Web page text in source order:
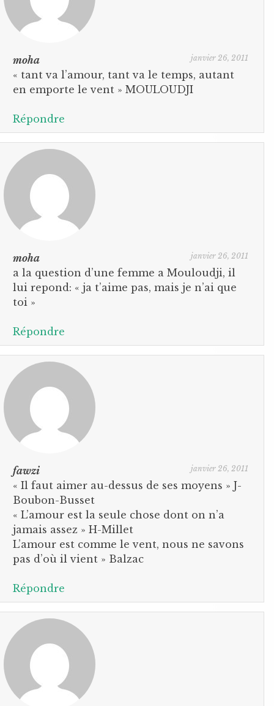
moha janvier 26, 2011
« tant va l’amour, tant va le temps, autant
en emporte le vent » MOULOUDJI
Répondre
moha janvier 26, 2011
a la question d’une femme a Mouloudji, il
lui repond: « ja t’aime pas, mais je n’ai que
toi »
Répondre
fawzi janvier 26, 2011
« Il faut aimer au-dessus de ses moyens » J-
Boubon-Busset
« L’amour est la seule chose dont on n’a
jamais assez » H-Millet
L’amour est comme le vent, nous ne savons
pas d’où il vient » Balzac
Répondre